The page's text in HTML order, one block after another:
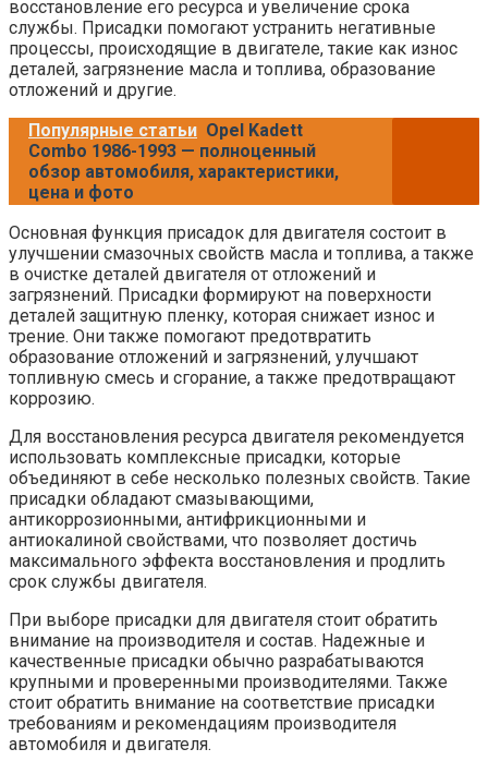
восстановление его ресурса и увеличение срока
службы. Присадки помогают устранить негативные
процессы, происходящие в двигателе, такие как износ
деталей, загрязнение масла и топлива, образование
отложений и другие.
Популярные статьи Opel Kadett
Combo 1986-1993 — полноценный
обзор автомобиля, характеристики,
цена и фото
Основная функция присадок для двигателя состоит в
улучшении смазочных свойств масла и топлива, а также
в очистке деталей двигателя от отложений и
загрязнений. Присадки формируют на поверхности
деталей защитную пленку, которая снижает износ и
трение. Они также помогают предотвратить
образование отложений и загрязнений, улучшают
топливную смесь и сгорание, а также предотвращают
коррозию.
Для восстановления ресурса двигателя рекомендуется
использовать комплексные присадки, которые
объединяют в себе несколько полезных свойств. Такие
присадки обладают смазывающими,
антикоррозионными, антифрикционными и
антиокалиной свойствами, что позволяет достичь
максимального эффекта восстановления и продлить
срок службы двигателя.
При выборе присадки для двигателя стоит обратить
внимание на производителя и состав. Надежные и
качественные присадки обычно разрабатываются
крупными и проверенными производителями. Также
стоит обратить внимание на соответствие присадки
требованиям и рекомендациям производителя
автомобиля и двигателя.